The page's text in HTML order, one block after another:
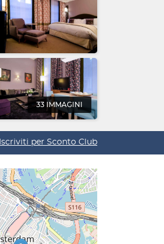
33 IMMAGINI
Iscriviti per Sconto Club